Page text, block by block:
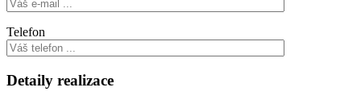
Telefon
Detaily realizace